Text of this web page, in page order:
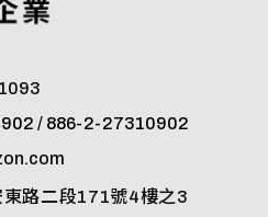
/ 886-2-27310902
東路二段171號4樓之3